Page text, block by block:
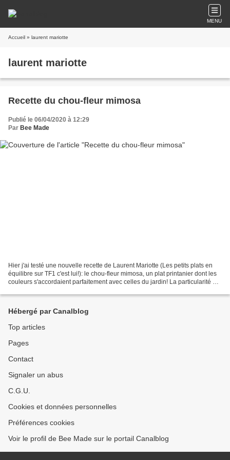
MENU
Accueil » laurent mariotte
laurent mariotte
Recette du chou-fleur mimosa
Publié le 06/04/2020 à 12:29
Par Bee Made
Hier j'ai testé une nouvelle recette de Laurent Mariotte (Les petits plats en
équilibre sur TF1 c'est lui!): le chou-fleur mimosa, un plat printanier dont les
couleurs s'accordaient parfaitement avec celles du jardin! La particularité de
Hébergé par Canalblog
Top articles
Pages
Contact
Signaler un abus
C.G.U.
Cookies et données personnelles
Préférences cookies
Voir le profil de Bee Made sur le portail Canalblog